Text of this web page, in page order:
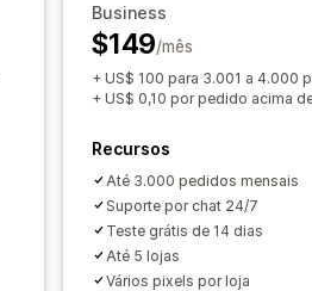
Business
$149/mês
+ US$ 100 para 3.001 a 4.000
+ US$ 0,10 por pedido acima
Recursos
Até 3.000 pedidos mensais
Suporte por chat 24/7
Teste grátis de 14 dias
Até 5 lojas
Vários pixels por loja